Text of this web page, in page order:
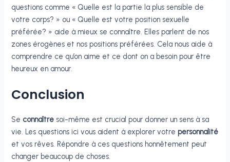
questions comme « Quelle est la partie la plus sensible de
votre corps? » ou « Quelle est votre position sexuelle
préférée? » aide à mieux se connaître. Elles parlent de nos
zones érogènes et nos positions préférées. Cela nous aide à
comprendre ce qu’on aime et ce dont on a besoin pour être
heureux en amour.
Conclusion
Se connaître soi-même est crucial pour donner un sens à sa
vie. Les questions ici vous aident à explorer votre personnalité
et vos rêves. Répondre à ces questions honnêtement peut
changer beaucoup de choses.